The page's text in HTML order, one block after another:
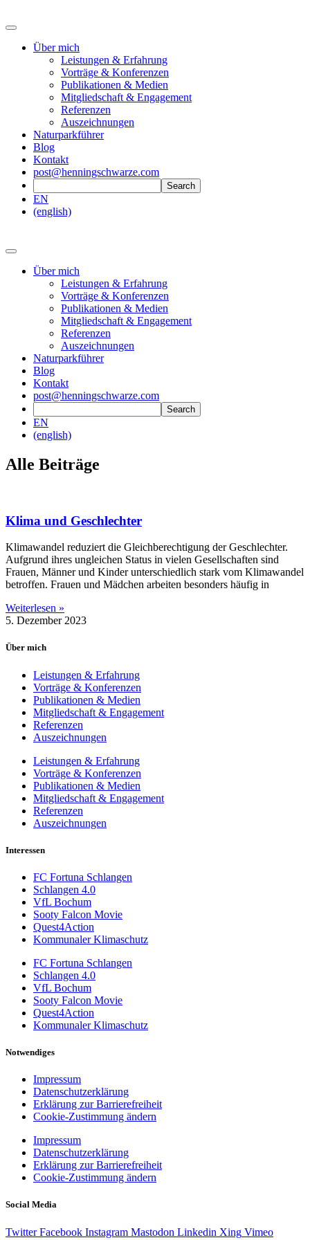
Über mich
Leistungen & Erfahrung
Vorträge & Konferenzen
Publikationen & Medien
Mitgliedschaft & Engagement
Referenzen
Auszeichnungen
Naturparkführer
Blog
Kontakt
post@henningschwarze.com
EN
(english)
Über mich
Leistungen & Erfahrung
Vorträge & Konferenzen
Publikationen & Medien
Mitgliedschaft & Engagement
Referenzen
Auszeichnungen
Naturparkführer
Blog
Kontakt
post@henningschwarze.com
EN
(english)
Alle Beiträge
Klima und Geschlechter
Klimawandel reduziert die Gleichberechtigung der Geschlechter.
Aufgrund ihres ungleichen Status in vielen Gesellschaften sind
Frauen, Männer und Kinder unterschiedlich stark vom Klimawandel
betroffen. Frauen und Mädchen arbeiten besonders häufig in
Weiterlesen »
5. Dezember 2023
Über mich
Leistungen & Erfahrung
Vorträge & Konferenzen
Publikationen & Medien
Mitgliedschaft & Engagement
Referenzen
Auszeichnungen
Leistungen & Erfahrung
Vorträge & Konferenzen
Publikationen & Medien
Mitgliedschaft & Engagement
Referenzen
Auszeichnungen
Interessen
FC Fortuna Schlangen
Schlangen 4.0
VfL Bochum
Sooty Falcon Movie
Quest4Action
Kommunaler Klimaschutz
FC Fortuna Schlangen
Schlangen 4.0
VfL Bochum
Sooty Falcon Movie
Quest4Action
Kommunaler Klimaschutz
Notwendiges
Impressum
Datenschutzerklärung
Erklärung zur Barrierefreiheit
Cookie-Zustimmung ändern
Impressum
Datenschutzerklärung
Erklärung zur Barrierefreiheit
Cookie-Zustimmung ändern
Social Media
Twitter Facebook Instagram Mastodon Linkedin Xing Vimeo